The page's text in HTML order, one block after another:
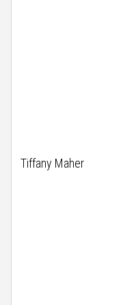
Tiffany Maher